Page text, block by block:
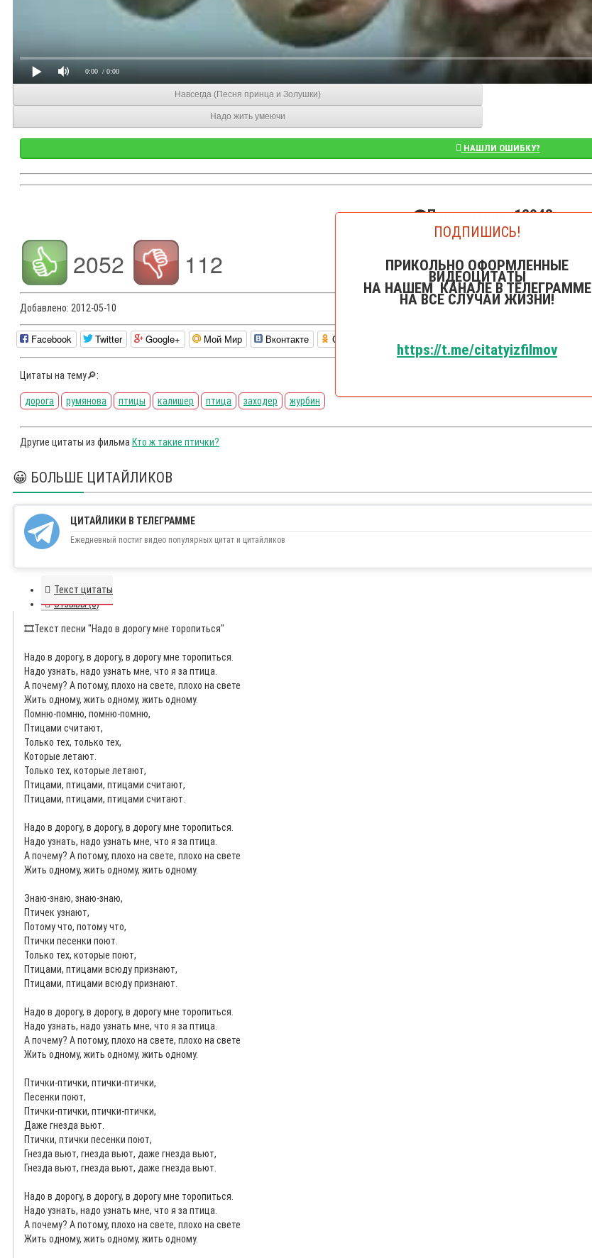
0:00 / 0:00
Навсегда (Песня принца и Золушки)
Надо жить умеючи
НАШЛИ ОШИБКУ?
👁️Просмотров: 12043
2052 112
Добавлено: 2012-05-10
Facebook Twitter Google+ Мой Мир Вконтакте Одноклассники
Цитаты на тему🔎:
дорога румянова птицы калишер птица заходер журбин
Другие цитаты из фильма Кто ж такие птички?
😀 БОЛЬШЕ ЦИТАЙЛИКОВ
ЦИТАЙЛИКИ В ТЕЛЕГРАММЕ
Ежедневный постиг видео популярных цитат и цитайликов
Текст цитаты
Отзывы (0)
🎞️Текст песни "Надо в дорогу мне торопиться"
Надо в дорогу, в дорогу, в дорогу мне торопиться.
Надо узнать, надо узнать мне, что я за птица.
А почему? А потому, плохо на свете, плохо на свете
Жить одному, жить одному, жить одному.
Помню-помню, помню-помню,
Птицами считают,
Только тех, только тех,
Которые летают.
Только тех, которые летают,
Птицами, птицами, птицами считают,
Птицами, птицами, птицами считают.
Надо в дорогу, в дорогу, в дорогу мне торопиться.
Надо узнать, надо узнать мне, что я за птица.
А почему? А потому, плохо на свете, плохо на свете
Жить одному, жить одному, жить одному.
Знаю-знаю, знаю-знаю,
Птичек узнают,
Потому что, потому что,
Птички песенки поют.
Только тех, которые поют,
Птицами, птицами всюду признают,
Птицами, птицами всюду признают.
Надо в дорогу, в дорогу, в дорогу мне торопиться.
Надо узнать, надо узнать мне, что я за птица.
А почему? А потому, плохо на свете, плохо на свете
Жить одному, жить одному, жить одному.
Птички-птички, птички-птички,
Песенки поют,
Птички-птички, птички-птички,
Даже гнезда вьют.
Птички, птички песенки поют,
Гнезда вьют, гнезда вьют, даже гнезда вьют,
Гнезда вьют, гнезда вьют, даже гнезда вьют.
Надо в дорогу, в дорогу, в дорогу мне торопиться.
Надо узнать, надо узнать мне, что я за птица.
А почему? А потому, плохо на свете, плохо на свете
Жить одному, жить одному, жить одному.
ПОДПИШИСЬ!
ПРИКОЛЬНО ОФОРМЛЕННЫЕ
ВИДЕОЦИТАТЫ
НА НАШЕМ КАНАЛЕ В ТЕЛЕГРАММЕ
НА ВСЕ СЛУЧАИ ЖИЗНИ!
https://t.me/citatyizfilmov